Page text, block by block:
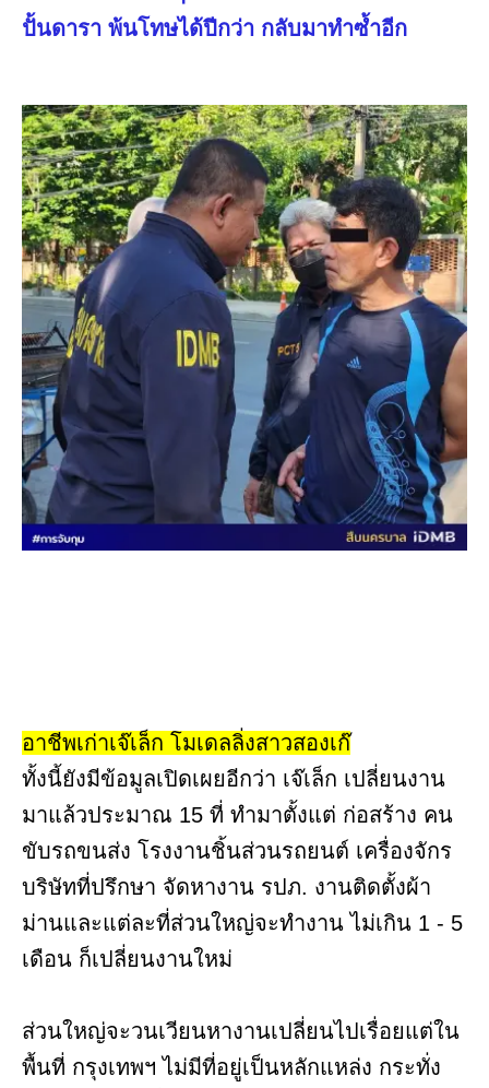
ปั้นดารา พ้นโทษได้ปีกว่า กลับมาทำซ้ำอีก
อาชีพเก่าเจ๊เล็ก โมเดลลิ่งสาวสองเก๊
ทั้งนี้ยังมีข้อมูลเปิดเผยอีกว่า เจ๊เล็ก เปลี่ยนงาน
มาแล้วประมาณ 15 ที่ ทำมาตั้งแต่ ก่อสร้าง คน
ขับรถขนส่ง โรงงานชิ้นส่วนรถยนต์ เครื่องจักร
บริษัทที่ปรึกษา จัดหางาน รปภ. งานติดตั้งผ้า
ม่านและแต่ละที่ส่วนใหญ่จะทำงาน ไม่เกิน 1 - 5
เดือน ก็เปลี่ยนงานใหม่
ส่วนใหญ่จะวนเวียนหางานเปลี่ยนไปเรื่อยแต่ใน
พื้นที่ กรุงเทพฯ ไม่มีที่อยู่เป็นหลักแหล่ง กระทั่ง